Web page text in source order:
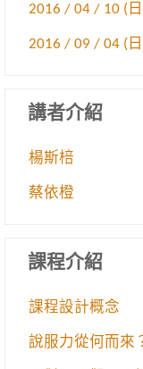
2016 / 04 / 10 (
2016 / 09 / 04 (
講者介紹
楊斯棓
蔡依橙
課程介紹
課程設計概念
說服力從何而來